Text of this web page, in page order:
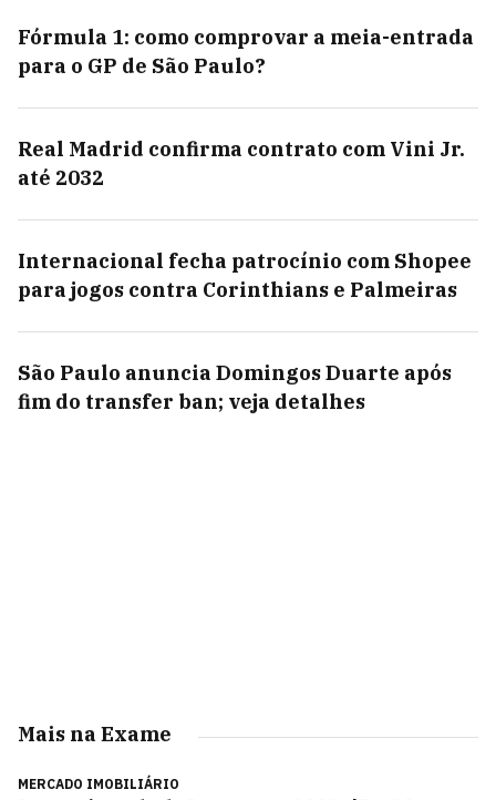
Fórmula 1: como comprovar a meia-entrada
para o GP de São Paulo?
Real Madrid confirma contrato com Vini Jr.
até 2032
Internacional fecha patrocínio com Shopee
para jogos contra Corinthians e Palmeiras
São Paulo anuncia Domingos Duarte após
fim do transfer ban; veja detalhes
Mais na Exame
MERCADO IMOBILIÁRIO